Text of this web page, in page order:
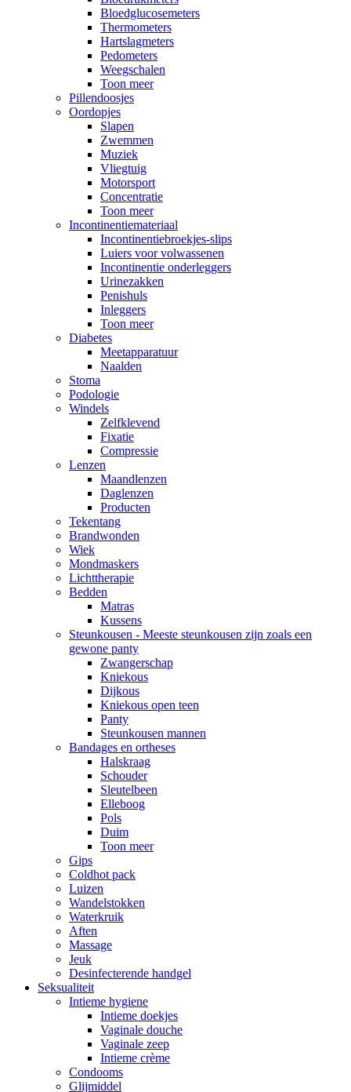
Bloedglucosemeters
Thermometers
Hartslagmeters
Pedometers
Weegschalen
Toon meer
Pillendoosjes
Oordopjes
Slapen
Zwemmen
Muziek
Vliegtuig
Motorsport
Concentratie
Toon meer
Incontinentiemateriaal
Incontinentiebroekjes-slips
Luiers voor volwassenen
Incontinentie onderleggers
Urinezakken
Penishuls
Inleggers
Toon meer
Diabetes
Meetapparatuur
Naalden
Stoma
Podologie
Windels
Zelfklevend
Fixatie
Compressie
Lenzen
Maandlenzen
Daglenzen
Producten
Tekentang
Brandwonden
Wiek
Mondmaskers
Lichttherapie
Bedden
Matras
Kussens
Steunkousen - Meeste steunkousen zijn zoals een
gewone panty
Zwangerschap
Kniekous
Dijkous
Kniekous open teen
Panty
Steunkousen mannen
Bandages en ortheses
Halskraag
Schouder
Sleutelbeen
Elleboog
Pols
Duim
Toon meer
Gips
Coldhot pack
Luizen
Wandelstokken
Waterkruik
Aften
Massage
Jeuk
Desinfecterende handgel
Seksualiteit
Intieme hygiene
Intieme doekjes
Vaginale douche
Vaginale zeep
Intieme crème
Condooms
Glijmiddel